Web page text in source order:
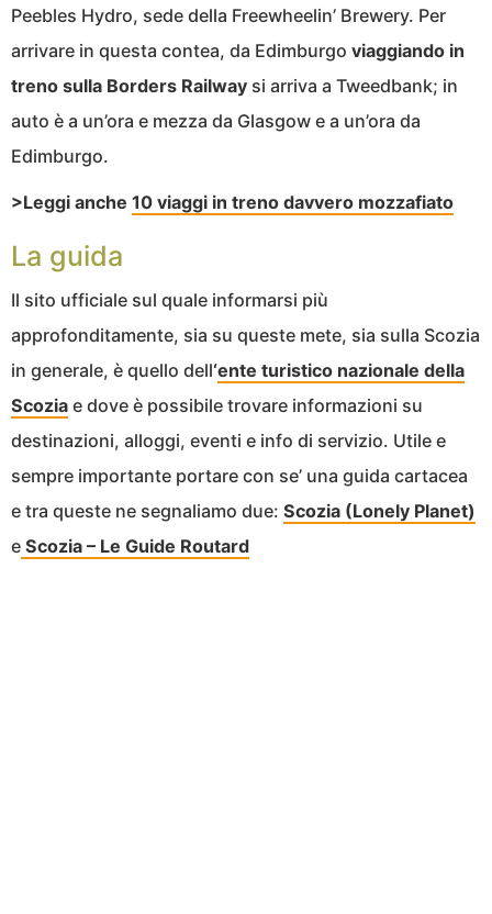
Peebles Hydro, sede della Freewheelin’ Brewery. Per
arrivare in questa contea, da Edimburgo viaggiando in
treno sulla Borders Railway si arriva a Tweedbank; in
auto è a un’ora e mezza da Glasgow e a un’ora da
Edimburgo.
>Leggi anche 10 viaggi in treno davvero mozzafiato
La guida
Il sito ufficiale sul quale informarsi più
approfonditamente, sia su queste mete, sia sulla Scozia
in generale, è quello dell‘ente turistico nazionale della
Scozia e dove è possibile trovare informazioni su
destinazioni, alloggi, eventi e info di servizio. Utile e
sempre importante portare con se’ una guida cartacea
e tra queste ne segnaliamo due: Scozia (Lonely Planet)
e Scozia – Le Guide Routard